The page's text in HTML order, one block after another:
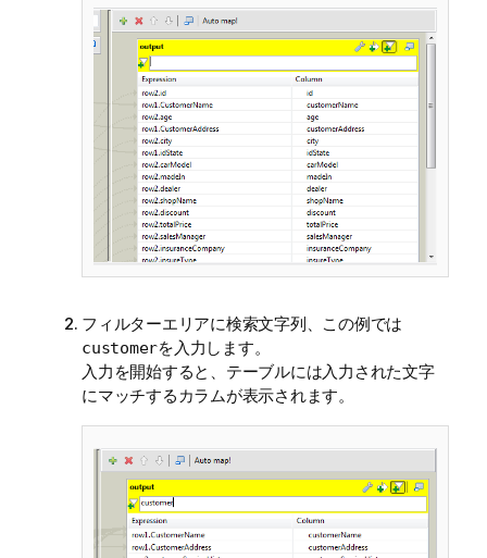
フィルターエリアに検索文字列、この例では
customerを入力します。
入力を開始すると、テーブルには入力された文字
にマッチするカラムが表示されます。